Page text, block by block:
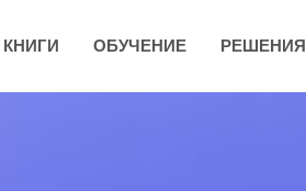
КНИГИ ОБУЧЕНИЕ РЕШЕНИЯ